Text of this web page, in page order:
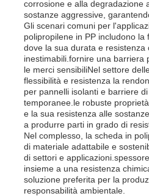
corrosione e alla degradazione
sostanze aggressive,
Gli scenari comuni per
polipropilene in PP includono la
dove la sua durata e resistenza
inestimabili.fornire una barriera
le merci sensibiliNel settore
flessibilità e resistenza la
per pannelli isolanti e barriere
temporanee.le robuste
e la sua resistenza alle
a produrre parti in grado di
Nel complesso, la scheda in
di materiale adattabile e
di settori e
insieme a una resistenza
soluzione preferita per la
responsabilità ambientale.